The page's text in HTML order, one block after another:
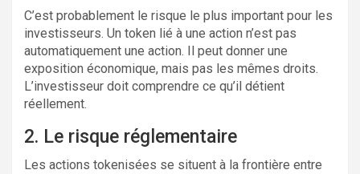
C’est probablement le risque le plus important pour les
investisseurs. Un token lié à une action n’est pas
automatiquement une action. Il peut donner une
exposition économique, mais pas les mêmes droits.
L’investisseur doit comprendre ce qu’il détient
réellement.
2. Le risque réglementaire
Les actions tokenisées se situent à la frontière entre